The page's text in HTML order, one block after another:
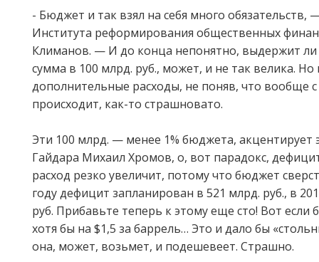
- Бюджет и так взял на себя много обязательств,
Института реформирования общественных
Климанов. — И до конца непонятно, выдержит ли
сумма в 100 млрд. руб., может, и не так велика. Но
дополнительные расходы, не поняв, что вообще
происходит, как-то страшновато.
Эти 100 млрд. — менее 1% бюджета, акцентирует
Гайдара Михаил Хромов, о, вот парадокс,
расход резко увеличит, потому что бюджет
году дефицит запланирован в 521 млрд. руб., в
руб. Прибавьте теперь к этому еще сто! Вот
хотя бы на $1,5 за баррель… Это и дало бы
она, может, возьмет, и подешевеет. Страшно.